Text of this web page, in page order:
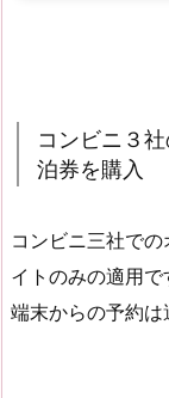
コンビニ３
泊券を購入
コンビニ三社で
イトのみの適用
端末からの予約